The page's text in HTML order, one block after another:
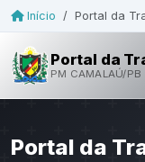
Início / Portal da
Portal da
PM CAMALAÚ/PB
Portal da